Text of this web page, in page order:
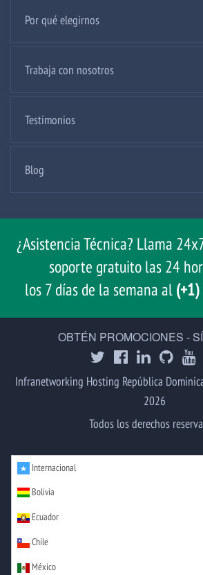
Por qué elegirnos
Trabaja con nosotros
Testimonios
Blog
¿Asistencia Técnica? Llama
soporte gratuito las 24
los 7 días de la semana al
OBTÉN PROMOCIONES -
Infranetworking Hosting República
2026
Todos los derechos
Internacional
Bolivia
Ecuador
Chile
México